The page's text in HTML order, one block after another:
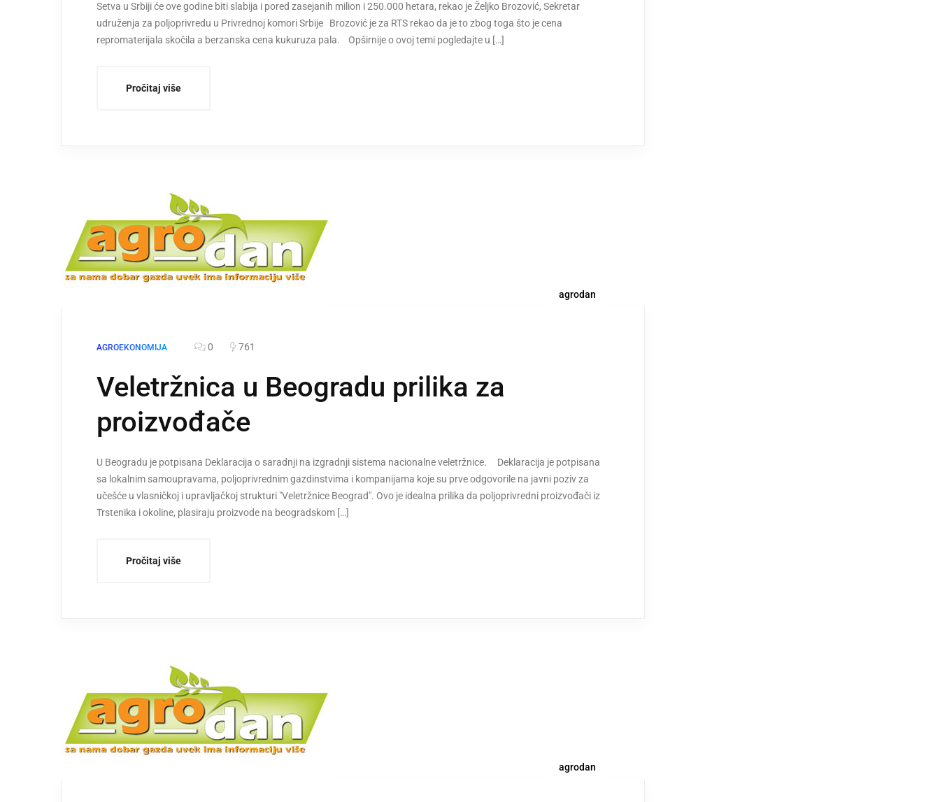
Setva u Srbiji će ove godine biti slabija i pored zasejanih milion i 250.000 hetara, rekao je Željko Brozović, Sekretar
udruženja za poljoprivredu u Privrednoj komori Srbije Brozović je za RTS rekao da je to zbog toga što je cena
repromaterijala skočila a berzanska cena kukuruza pala. Opširnije o ovoj temi pogledajte u […]
Pročitaj više
agrodan
AGROEKONOMIJA 0 761
Veletržnica u Beogradu prilika za
proizvođače
U Beogradu je potpisana Deklaracija o saradnji na izgradnji sistema nacionalne veletržnice. Deklaracija je potpisana
sa lokalnim samoupravama, poljoprivrednim gazdinstvima i kompanijama koje su prve odgovorile na javni poziv za
učešće u vlasničkoj i upravljačkoj strukturi "Veletržnice Beograd". Ovo je idealna prilika da poljoprivredni proizvođači iz
Trstenika i okoline, plasiraju proizvode na beogradskom […]
Pročitaj više
agrodan